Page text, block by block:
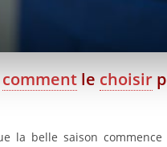
comment le choisir
la belle saison